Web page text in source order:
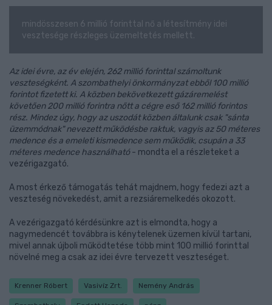
mindösszesen 6 millió forinttal nő a létesítmény idei
vesztesége részleges üzemeltetés mellett.
Az idei évre, az év elején, 262 millió forinttal számoltunk
veszteségként. A szombathelyi önkormányzat ebből 100 millió
forintot fizetett ki. A közben bekövetkezett gázáremelést
követően 200 millió forintra nőtt a cégre eső 162 millió forintos
rész. Mindez úgy, hogy az uszodát közben általunk csak "sánta
üzemmódnak" nevezett működésbe raktuk, vagyis az 50 méteres
medence és a emeleti kismedence sem működik, csupán a 33
méteres medence használható - mondta el a részleteket a
vezérigazgató.
A most érkező támogatás tehát majdnem, hogy fedezi azt a
veszteség növekedést, amit a rezsiáremelkedés okozott.
A vezérigazgató kérdésünkre azt is elmondta, hogy a
nagymedencét továbbra is kénytelenek üzemen kívül tartani,
mivel annak újboli működtetése több mint 100 millió forinttal
növelné meg a csak az idei évre tervezett veszteséget.
Krenner Róbert Vasivíz Zrt. Nemény András